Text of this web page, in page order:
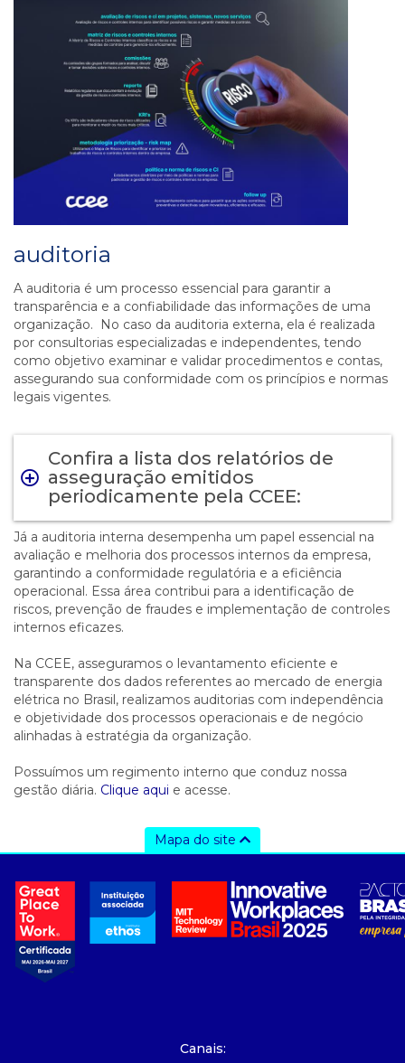
auditoria
A auditoria é um processo essencial para garantir a
transparência e a confiabilidade das informações de uma
organização. No caso da auditoria externa, ela é realizada
por consultorias especializadas e independentes, tendo
como objetivo examinar e validar procedimentos e contas,
assegurando sua conformidade com os princípios e normas
legais vigentes.
Confira a lista dos relatórios de
asseguração emitidos
periodicamente pela CCEE:
Já a auditoria interna desempenha um papel essencial na
avaliação e melhoria dos processos internos da empresa,
garantindo a conformidade regulatória e a eficiência
operacional. Essa área contribui para a identificação de
riscos, prevenção de fraudes e implementação de controles
internos eficazes.
Na CCEE, asseguramos o levantamento eficiente e
transparente dos dados referentes ao mercado de energia
elétrica no Brasil, realizamos auditorias com independência
e objetividade dos processos operacionais e de negócio
alinhadas à estratégia da organização.
Possuímos um regimento interno que conduz nossa
gestão diária. Clique aqui e acesse.
Mapa do site
- sobre nós
- governança
- nossos associados
- integridade, riscos e auditoria
Canais: